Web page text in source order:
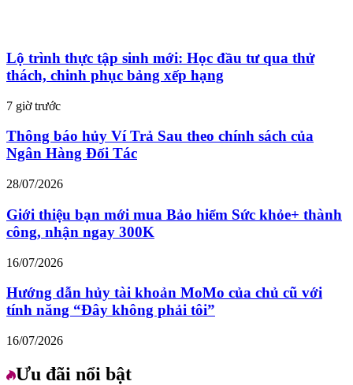
Lộ trình thực tập sinh mới: Học đầu tư qua thử
thách, chinh phục bảng xếp hạng
7 giờ trước
Thông báo hủy Ví Trả Sau theo chính sách của
Ngân Hàng Đối Tác
28/07/2026
Giới thiệu bạn mới mua Bảo hiểm Sức khỏe+ thành
công, nhận ngay 300K
16/07/2026
Hướng dẫn hủy tài khoản MoMo của chủ cũ với
tính năng “Đây không phải tôi”
16/07/2026
Ưu đãi nổi bật